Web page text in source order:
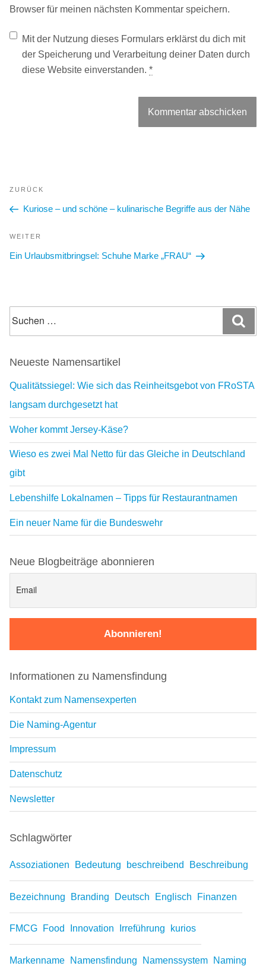
Browser für meinen nächsten Kommentar speichern.
Mit der Nutzung dieses Formulars erklärst du dich mit
der Speicherung und Verarbeitung deiner Daten durch
diese Website einverstanden. *
Vorheriger
Beitrag
ZURÜCK
Kuriose – und schöne – kulinarische Begriffe aus der Nähe
Nächster
Beitrag
WEITER
Ein Urlaubsmitbringsel: Schuhe Marke „FRAU“
Neueste Namensartikel
Qualitätssiegel: Wie sich das Reinheitsgebot von FRoSTA
langsam durchgesetzt hat
Woher kommt Jersey-Käse?
Wieso es zwei Mal Netto für das Gleiche in Deutschland
gibt
Lebenshilfe Lokalnamen – Tipps für Restaurantnamen
Ein neuer Name für die Bundeswehr
Neue Blogbeiträge abonnieren
Informationen zu Namensfindung
Kontakt zum Namensexperten
Die Naming-Agentur
Impressum
Datenschutz
Newsletter
Schlagwörter
Assoziationen Bedeutung beschreibend Beschreibung
Bezeichnung Branding Deutsch Englisch Finanzen
FMCG Food Innovation Irreführung kurios
Markenname Namensfindung Namenssystem Naming